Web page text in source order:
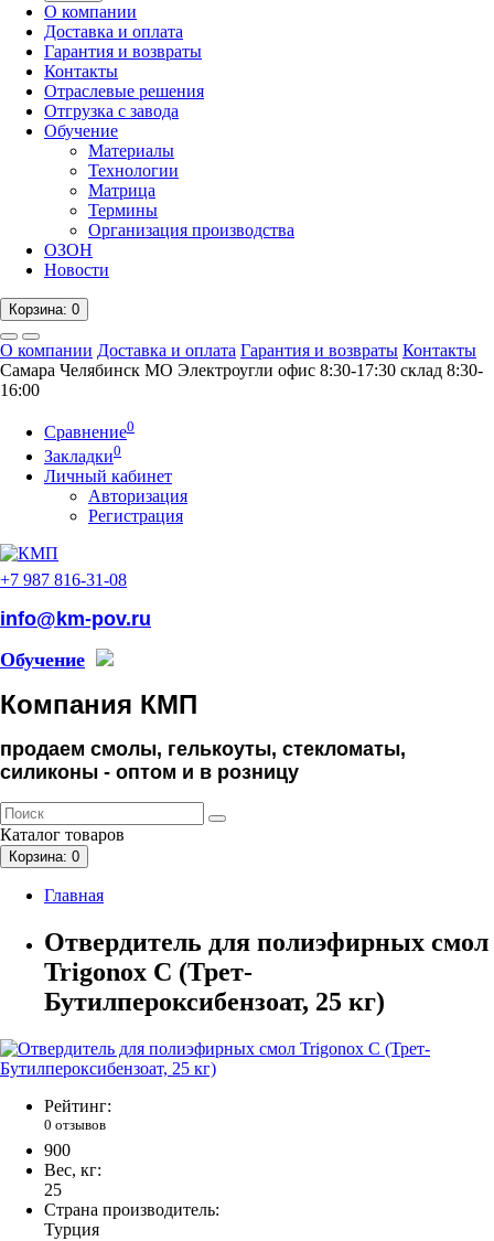
О компании
Доставка и оплата
Гарантия и возвраты
Контакты
Отраслевые решения
Отгрузка с завода
Обучение
Материалы
Технологии
Матрица
Термины
Организация производства
ОЗОН
Новости
Корзина: 0
О компании Доставка и оплата Гарантия и возвраты Контакты
Самара Челябинск МO Электроугли офис 8:30-17:30 склад 8:30-
16:00
Сравнение0
Закладки0
Личный кабинет
Авторизация
Регистрация
+7 987 816-31-08
info@km-pov.ru
Обучение
Компания КМП
продаем смолы, гелькоуты, стекломаты,
силиконы - оптом и в розницу
Каталог товаров
Корзина: 0
Главная
Отвердитель для полиэфирных смол
Trigonox C (Трет-
Бутилпероксибензоат, 25 кг)
Рейтинг:
0 отзывов
900
Вес, кг:
25
Страна производитель:
Турция